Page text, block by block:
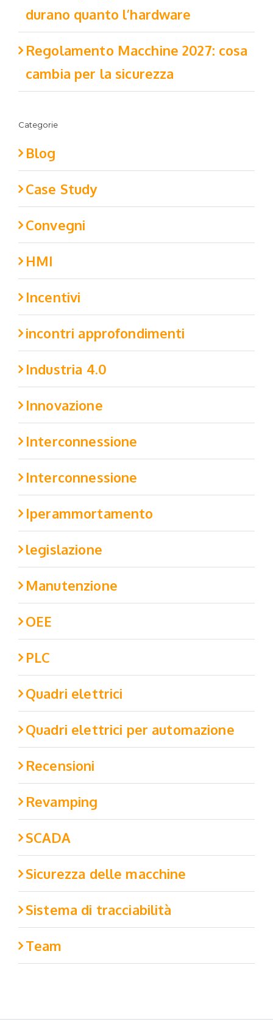
durano quanto l’hardware
Regolamento Macchine 2027: cosa
cambia per la sicurezza
Categorie
Blog
Case Study
Convegni
HMI
Incentivi
incontri approfondimenti
Industria 4.0
Innovazione
Interconnessione
Interconnessione
Iperammortamento
legislazione
Manutenzione
OEE
PLC
Quadri elettrici
Quadri elettrici per automazione
Recensioni
Revamping
SCADA
Sicurezza delle macchine
Sistema di tracciabilità
Team